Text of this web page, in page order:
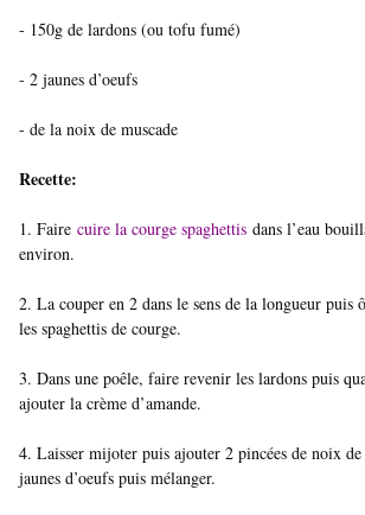
- 150g de lardons (ou tofu fumé)
- 2 jaunes d’oeufs
- de la noix de muscade
Recette:
1. Faire cuire la courge spaghettis dans l’eau
environ.
2. La couper en 2 dans le sens de la longueur puis
les spaghettis de courge.
3. Dans une poêle, faire revenir les lardons puis
ajouter la crème d’amande.
4. Laisser mijoter puis ajouter 2 pincées de noix
jaunes d’oeufs puis mélanger.